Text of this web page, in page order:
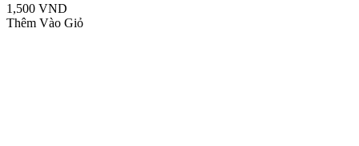
1,500 VND
Thêm Vào Giỏ